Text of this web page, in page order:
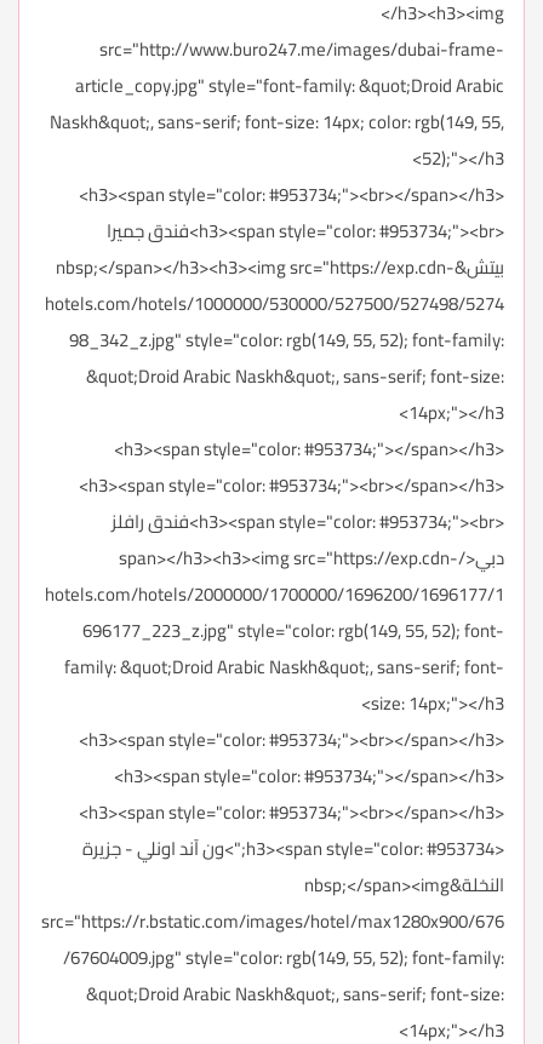
</h3><h3><img
src="http://www.buro247.me/images/dubai-frame-
article_copy.jpg" style="font-family: &quot;Droid Arabic
Naskh&quot;, sans-serif; font-size: 14px; color: rgb(149, 55,
52);"></h3>
<h3><span style="color: #953734;"><br></span></h3>
<h3><span style="color: #953734;"><br>فندق جميرا
بيتش&nbsp;</span></h3><h3><img src="https://exp.cdn-
hotels.com/hotels/1000000/530000/527500/527498/5274
98_342_z.jpg" style="color: rgb(149, 55, 52); font-family:
&quot;Droid Arabic Naskh&quot;, sans-serif; font-size:
14px;"></h3>
<h3><span style="color: #953734;"></span></h3>
<h3><span style="color: #953734;"><br></span></h3>
<h3><span style="color: #953734;"><br>فندق رافلز
دبي</span></h3><h3><img src="https://exp.cdn-
hotels.com/hotels/2000000/1700000/1696200/1696177/1
696177_223_z.jpg" style="color: rgb(149, 55, 52); font-
family: &quot;Droid Arabic Naskh&quot;, sans-serif; font-
size: 14px;"></h3>
<h3><span style="color: #953734;"><br></span></h3>
<h3><span style="color: #953734;"></span></h3>
<h3><span style="color: #953734;"><br></span></h3>
<h3><span style="color: #953734;">ون آند اونلي - جزيرة
النخلة&nbsp;</span><img
src="https://r.bstatic.com/images/hotel/max1280x900/676
/67604009.jpg" style="color: rgb(149, 55, 52); font-family:
&quot;Droid Arabic Naskh&quot;, sans-serif; font-size:
14px;"></h3>